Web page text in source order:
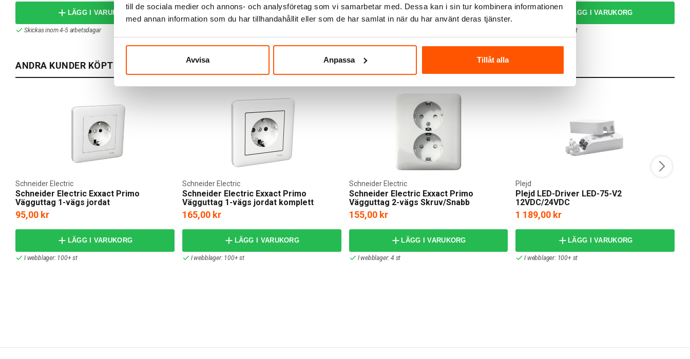
till de sociala medier och annons- och analysföretag som vi samarbetar med. Dessa kan i sin tur kombinera informationen
med annan information som du har tillhandahållit eller som de har samlat in när du har använt deras tjänster.
Avvisa Anpassa Tillåt alla
LÄGG I VARUKORG
Skickas inom 4-5 arbetsdagar
LÄGG I VARUKORG LÄGG I VARUKORG
I webblager: 100+ st
ANDRA KUNDER KÖPTE ÄVEN
Schneider Electric Exxact Primo
Vägguttag 1-vägs jordat
Schneider Electric
95,00 kr
LÄGG I VARUKORG
I webblager: 100+ st
Schneider Electric Exxact Primo
Vägguttag 1-vägs jordat komplett
Schneider Electric
165,00 kr
LÄGG I VARUKORG
I webblager: 100+ st
Schneider Electric Exxact Primo
Vägguttag 2-vägs Skruv/Snabb
Schneider Electric
155,00 kr
LÄGG I VARUKORG
I webblager: 4 st
Plejd LED-Driver LED-75-V2
12VDC/24VDC
Plejd
1 189,00 kr
LÄGG I VARUKORG
I webblager: 100+ st